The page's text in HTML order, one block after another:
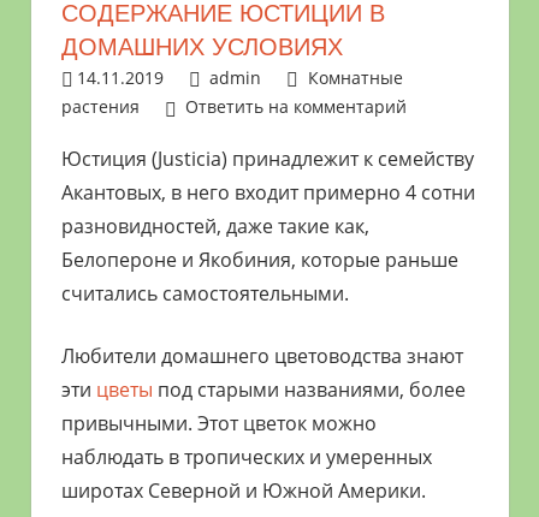
растениями
цветами.
Поможем
обустройстве
участка
выращивании
урожая.
СОДЕРЖАНИЕ ЮСТИЦИИ В
ДОМАШНИХ УСЛОВИЯХ
14.11.2019 admin
Комнатные
растения
Ответить на комментарий
Юстиция (Justicia) принадлежит к семейству
Акантовых, в него входит примерно 4 сотни
разновидностей, даже такие как,
Белопероне и Якобиния, которые раньше
считались самостоятельными.
Любители домашнего цветоводства знают
эти цветы под старыми названиями, более
привычными. Этот цветок можно
наблюдать в тропических и умеренных
широтах Северной и Южной Америки.